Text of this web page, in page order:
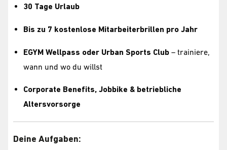
30 Tage Urlaub
Bis zu 7 kostenlose Mitarbeiterbrillen pro Jahr
EGYM Wellpass oder Urban Sports Club – trainiere,
wann und wo du willst
Corporate Benefits, Jobbike & betriebliche
Altersvorsorge
Deine Aufgaben: